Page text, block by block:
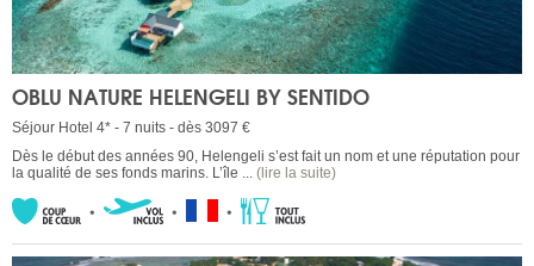
OBLU NATURE HELENGELI BY SENTIDO
Séjour Hotel 4* - 7 nuits - dès 3097 €
Dès le début des années 90, Helengeli s’est fait un nom et une réputation pour
la qualité de ses fonds marins. L’île ... (lire la suite)